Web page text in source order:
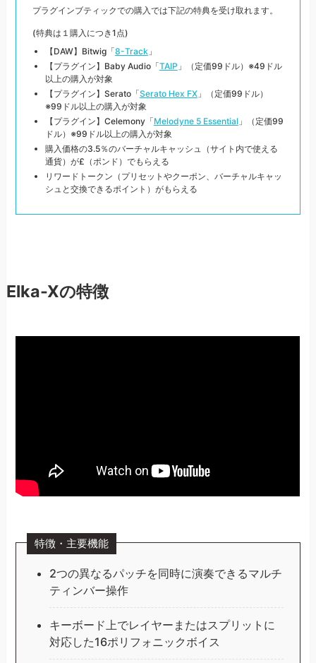
プラグインブティックでの購入では下記の特典を受け取れます。
(特典は１購入につき1点)
【DAW】Bitwig「8-Track」
【プラグイン】Baby Audio「TAIP 」（定価99ドル）※49ドル
以上の購入が対象
【プラグイン】Serato「Serato Hex FX」（定価99ドル）
※99ドル以上の購入が対象
【プラグイン】Celemony「Melodyne 5 Essential」（定価99
ドル）※99ドル以上の購入が対象
購入価格の3.5％のバーチャルキャッシュ（サイト内で使える
通貨）が£（ポンド）でもらえる
リワードトークン（プリセットやクーポン、バーチャルキャッ
シュと交換できるポイント）がもらえる
Elka-Xの特徴
特徴・主要機能
2つの異なるパッチを同時に演奏できるマルチ
ティンバー操作
キーボード上でレイヤーまたはスプリットに
対応した16ポリフォニックボイス